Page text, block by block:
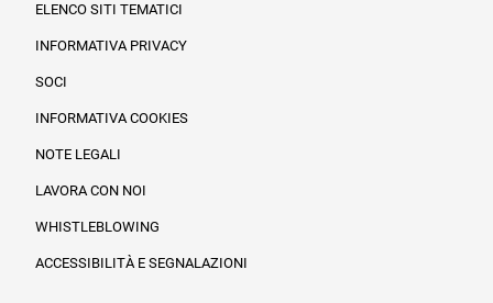
ELENCO SITI TEMATICI
INFORMATIVA PRIVACY
SOCI
INFORMATIVA COOKIES
NOTE LEGALI
LAVORA CON NOI
WHISTLEBLOWING
ACCESSIBILITÀ E SEGNALAZIONI